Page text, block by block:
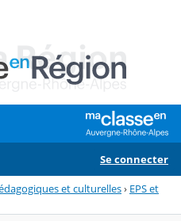
Se connecter
et culturelles› EPS et